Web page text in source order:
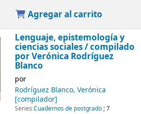
Agregar al carrito
Lenguaje, epistemología y
ciencias sociales /compilado
por Verónica Rodríguez
Blanco
por
Rodríguez Blanco, Verónica
[compilador]
Series Cuadernos de postgrado; 7